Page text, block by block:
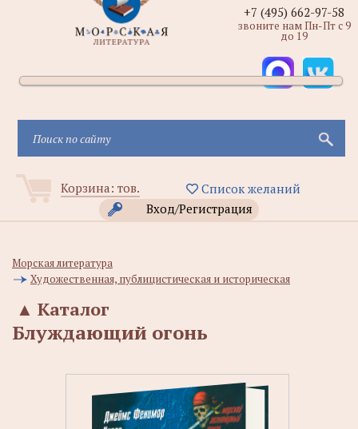
Корзина: тов.
Список желаний
Вход/Регистрация
+7 (495) 662-97-58
звоните нам Пн-Пт с 9
до 19
Морская литература
Художественная, публицистическая и историческая
Каталог
▲
Блуждающий огонь